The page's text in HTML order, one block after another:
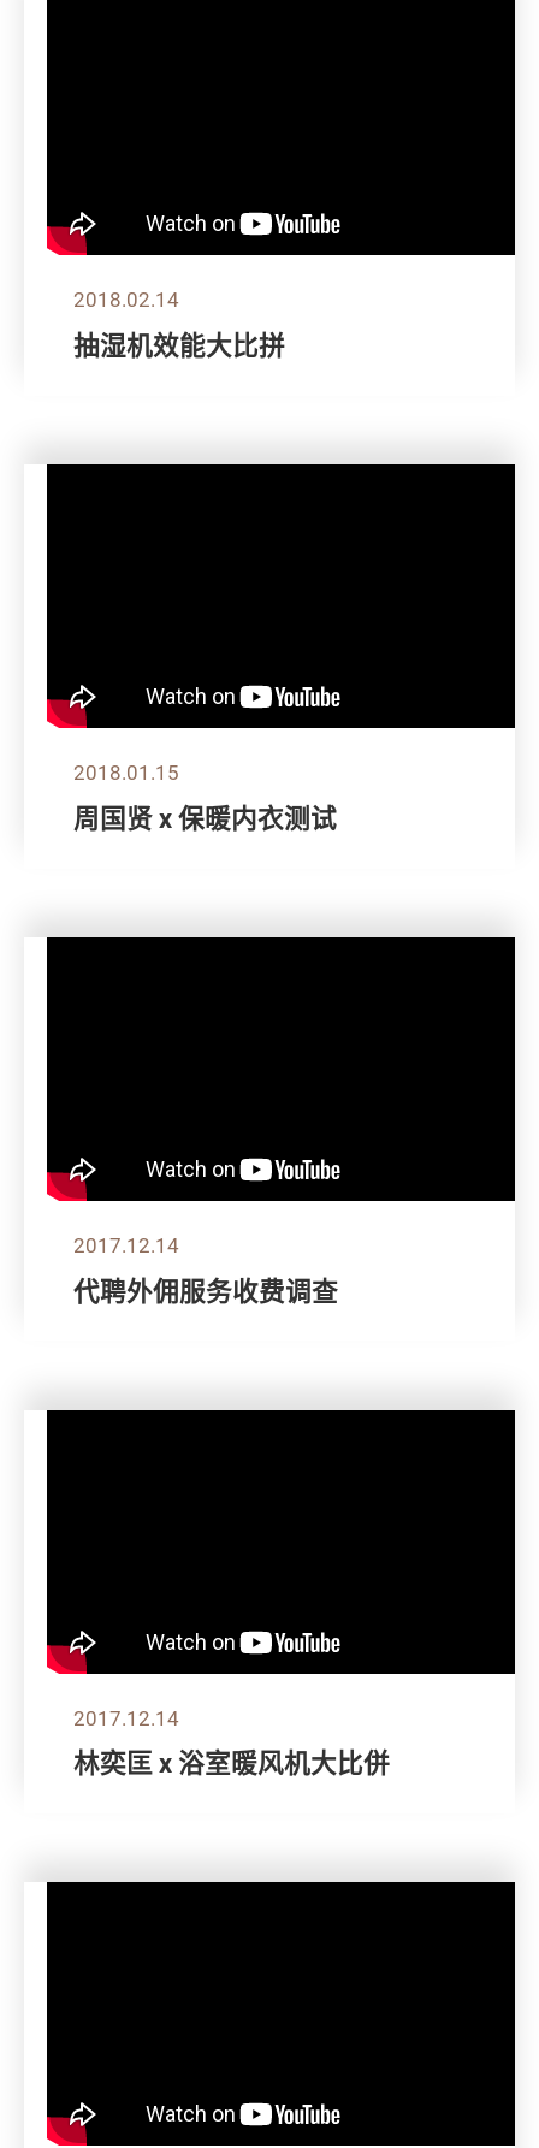
2018.02.14
抽湿机效能大比拼
2018.01.15
周国贤 x 保暖内衣测试
2017.12.14
代聘外佣服务收费调查
2017.12.14
林奕匡 x 浴室暖风机大比併